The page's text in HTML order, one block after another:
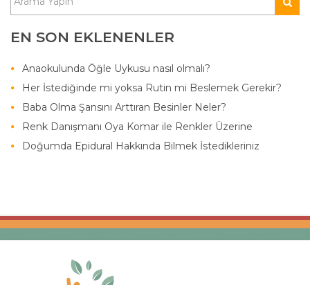
EN SON EKLENENLER
Anaokulunda Öğle Uykusu nasıl olmalı?
Her İstediğinde mi yoksa Rutin mi Beslemek Gerekir?
Baba Olma Şansını Arttıran Besinler Neler?
Renk Danışmanı Oya Komar ile Renkler Üzerine
Doğumda Epidural Hakkında Bilmek İstedikleriniz